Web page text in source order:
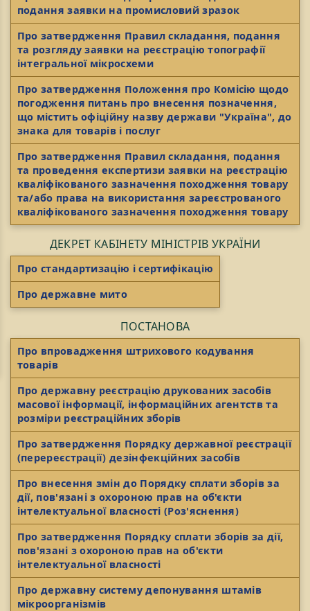
подання заявки на промисловий зразок
Про затвердження Правил складання, подання
та розгляду заявки на реєстрацію топографії
інтегральної мікросхеми
Про затвердження Положення про Комісію щодо
погодження питань про внесення позначення,
що містить офіційну назву держави "Україна", до
знака для товарів і послуг
Про затвердження Правил складання, подання
та проведення експертизи заявки на реєстрацію
кваліфікованого зазначення походження товару
та/або права на використання зареєстрованого
кваліфікованого зазначення походження товару
ДЕКРЕТ КАБІНЕТУ МІНІСТРІВ УКРАЇНИ
Про стандартизацію і сертифікацію
Про державне мито
ПОСТАНОВА
Про впровадження штрихового кодування
товарів
Про державну реєстрацію друкованих засобів
масової інформації, інформаційних агентств та
розміри реєстраційних зборів
Про затвердження Порядку державної реєстрації
(перереєстрації) дезінфекційних засобів
Про внесення змін до Порядку сплати зборів за
дії, пов'язані з охороною прав на об'єкти
інтелектуальної власності (Роз'яснення)
Про затвердження Порядку сплати зборів за дії,
пов'язані з охороною прав на об'єкти
інтелектуальної власності
Про державну систему депонування штамів
мікроорганізмів